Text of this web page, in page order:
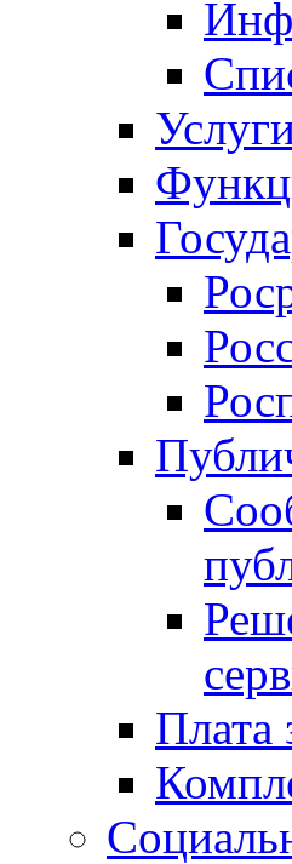
Плата